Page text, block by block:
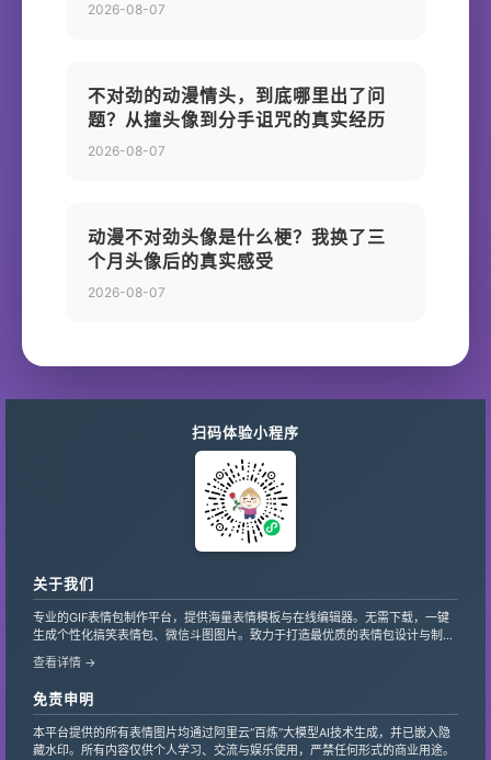
2026-08-07
不对劲的动漫情头，到底哪里出了问
题？从撞头像到分手诅咒的真实经历
2026-08-07
动漫不对劲头像是什么梗？我换了三
个月头像后的真实感受
2026-08-07
扫码体验小程序
关于我们
专业的GIF表情包制作平台，提供海量表情模板与在线编辑器。无需下载，一键
生成个性化搞笑表情包、微信斗图图片。致力于打造最优质的表情包设计与制作
服务，支持自定义文字、贴纸，让创意轻松变现。
查看详情 →
免责申明
本平台提供的所有表情图片均通过阿里云“百炼”大模型AI技术生成，并已嵌入隐
藏水印。所有内容仅供个人学习、交流与娱乐使用，严禁任何形式的商业用途。